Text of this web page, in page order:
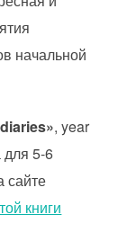
начальной
, year
для 5-6
сайте
книги